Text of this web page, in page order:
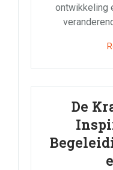
ontwikkeling
De